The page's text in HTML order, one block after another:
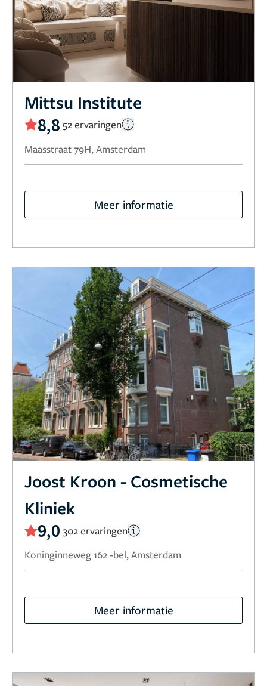
Mittsu Institute
8,8 52 ervaringen
Maasstraat 79H, Amsterdam
Meer informatie
Joost Kroon - Cosmetische
Kliniek
9,0 302 ervaringen
Koninginneweg 162 -bel, Amsterdam
Meer informatie